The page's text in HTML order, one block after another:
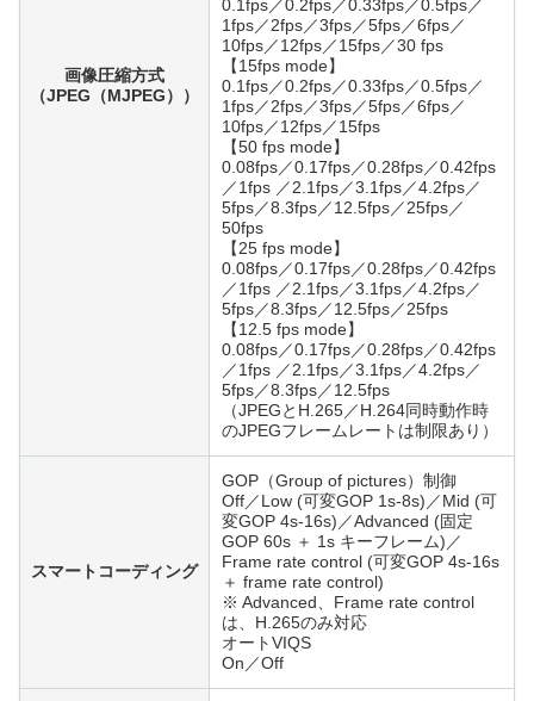
画像圧縮方式
（JPEG（MJPEG））
0.1fps／0.2fps／0.33fps／0.5fps／
1fps／2fps／3fps／5fps／6fps／
10fps／12fps／15fps／30 fps
【15fps mode】
0.1fps／0.2fps／0.33fps／0.5fps／
1fps／2fps／3fps／5fps／6fps／
10fps／12fps／15fps
【50 fps mode】
0.08fps／0.17fps／0.28fps／0.42fps
／1fps ／2.1fps／3.1fps／4.2fps／
5fps／8.3fps／12.5fps／25fps／
50fps
【25 fps mode】
0.08fps／0.17fps／0.28fps／0.42fps
／1fps ／2.1fps／3.1fps／4.2fps／
5fps／8.3fps／12.5fps／25fps
【12.5 fps mode】
0.08fps／0.17fps／0.28fps／0.42fps
／1fps ／2.1fps／3.1fps／4.2fps／
5fps／8.3fps／12.5fps
（JPEGとH.265／H.264同時動作時
のJPEGフレームレートは制限あり）
スマートコーディング
GOP（Group of pictures）制御
Off／Low (可変GOP 1s-8s)／Mid (可
変GOP 4s-16s)／Advanced (固定
GOP 60s ＋ 1s キーフレーム)／
Frame rate control (可変GOP 4s-16s
＋ frame rate control)
※ Advanced、Frame rate control
は、H.265のみ対応
オートVIQS
On／Off